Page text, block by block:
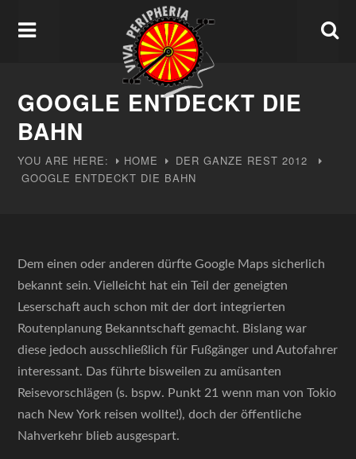
GOOGLE ENTDECKT DIE
BAHN
YOU ARE HERE: HOME DER GANZE REST 2012
GOOGLE ENTDECKT DIE BAHN
Dem einen oder anderen dürfte Google Maps sicherlich
bekannt sein. Vielleicht hat ein Teil der geneigten
Leserschaft auch schon mit der dort integrierten
Routenplanung Bekanntschaft gemacht. Bislang war
diese jedoch ausschließlich für Fußgänger und Autofahrer
interessant. Das führte bisweilen zu amüsanten
Reisevorschlägen (s. bspw. Punkt 21 wenn man von Tokio
nach New York reisen wollte!), doch der öffentliche
Nahverkehr blieb ausgespart.